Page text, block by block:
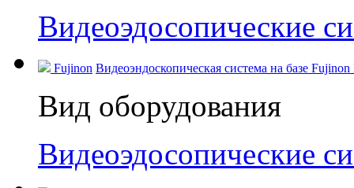
Видеоэдосопические
Fujinon Видеоэндоскопическая система на базе
Вид оборудования
Видеоэдосопические